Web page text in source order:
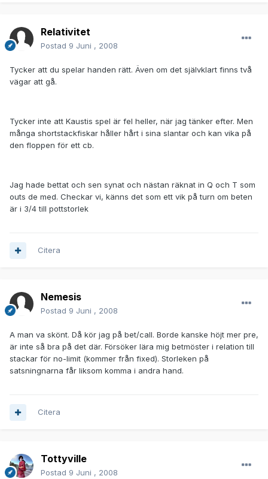
Relativitet
Postad 9 Juni , 2008
Tycker att du spelar handen rätt. Även om det självklart finns två
vägar att gå.
Tycker inte att Kaustis spel är fel heller, när jag tänker efter. Men
många shortstackfiskar håller hårt i sina slantar och kan vika på
den floppen för ett cb.
Jag hade bettat och sen synat och nästan räknat in Q och T som
outs de med. Checkar vi, känns det som ett vik på turn om beten
är i 3/4 till pottstorlek
Citera
Nemesis
Postad 9 Juni , 2008
A man va skönt. Då kör jag på bet/call. Borde kanske höjt mer pre,
är inte så bra på det där. Försöker lära mig betmöster i relation till
stackar för no-limit (kommer från fixed). Storleken på
satsningnarna får liksom komma i andra hand.
Citera
Tottyville
Postad 9 Juni , 2008